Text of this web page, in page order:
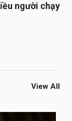
người chạy
View All